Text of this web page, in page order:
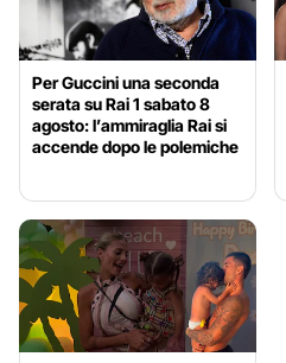
Per Guccini una seconda
serata su Rai 1 sabato 8
agosto: l’ammiraglia Rai si
accende dopo le polemiche